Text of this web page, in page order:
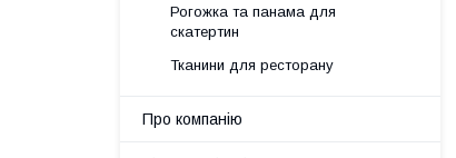
Рогожка та панама для
скатертин
Тканини для ресторану
Про компанію